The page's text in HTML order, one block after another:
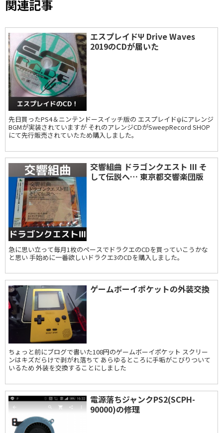
関連記事
エスプレイドΨ Drive Waves
2019のCDが届いた
先日買ったPS4＆ニンテンドースイッチ版の エスプレイドψにアレンジ
BGMが実装されていますが それのアレンジCDがSweepRecord SHOP
にて先行販売されていたため購入しました。
交響組曲 ドラゴンクエスト III そ
して伝説へ… 東京都交響楽団版
急に思い立って毎月1枚のペースでドラクエのCDを買っていこうかな
と思い 手始めに一番欲しいドラクエ3のCDを購入しました。
ゲームボーイポケットの外装交換
ちょっと前にブログで書いた108円のゲームボーイポケット スクリー
ンはキズだらけで剥がれ落ちて あらゆるところに手垢がこびりついて
いるため 外装を交換することにしました
電源落ちジャンクPS2(SCPH-
90000)の修理